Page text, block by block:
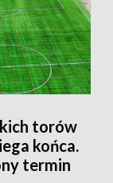
torów
końca.
termin